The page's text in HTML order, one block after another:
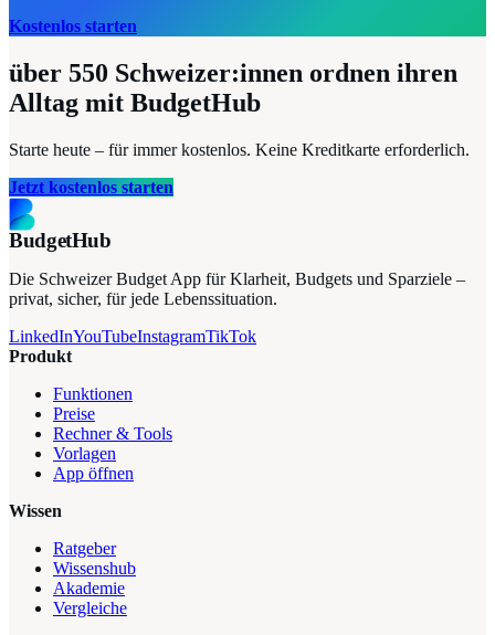
Kostenlos starten
über 550 Schweizer:innen ordnen ihren
Alltag mit BudgetHub
Starte heute – für immer kostenlos. Keine Kreditkarte erforderlich.
Jetzt kostenlos starten
BudgetHub
Die Schweizer Budget App für Klarheit, Budgets und Sparziele –
privat, sicher, für jede Lebenssituation.
LinkedInYouTubeInstagramTikTok
Produkt
Funktionen
Preise
Rechner & Tools
Vorlagen
App öffnen
Wissen
Ratgeber
Wissenshub
Akademie
Vergleiche